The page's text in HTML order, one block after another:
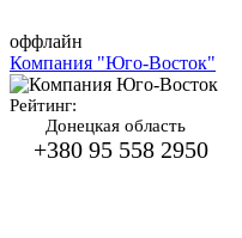
оффлайн
Компания "Юго-Восток"
Рейтинг:
Донецкая область
+380 95 558 2950